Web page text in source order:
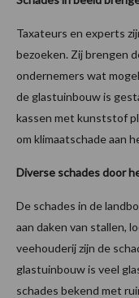
Taxateurs en experts
bezoeken. Zij brengen
ondernemers wat
de glastuinbouw is
kassen met kunststof
om klimaatschade aan
Diverse schades door
De schades in de
aan daken van stallen,
veehouderij zijn de
glastuinbouw is veel
schades bekend met